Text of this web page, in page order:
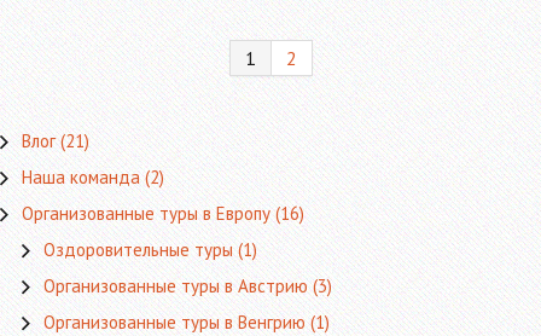
1 2
Влог(21)
Наша команда(2)
Организованные туры в Европу(16)
Оздоровительные туры(1)
Организованные туры в Австрию(3)
Организованные туры в Венгрию(1)